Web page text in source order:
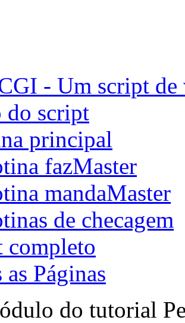
- Um script de
script
principal
fazMaster
mandaMaster
de checagem
completo
as Páginas
do tutorial